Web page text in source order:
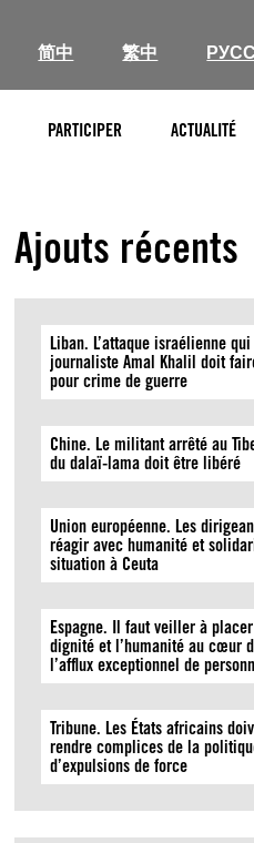
简中 繁中
PARTICIPER ACTUALITÉ
Ajouts récents
Liban. L’attaque israélienne
journaliste Amal Khalil doit
pour crime de guerre
Chine. Le militant arrêté au
du dalaï-lama doit être libéré
Union européenne. Les
réagir avec humanité et
situation à Ceuta
Espagne. Il faut veiller à
dignité et l’humanité au cœur
l’afflux exceptionnel de
Tribune. Les États africains
rendre complices de la
d’expulsions de force